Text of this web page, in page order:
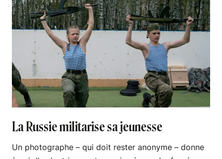
La Russie militarise sa jeunesse
Un photographe – qui doit rester anonyme – donne